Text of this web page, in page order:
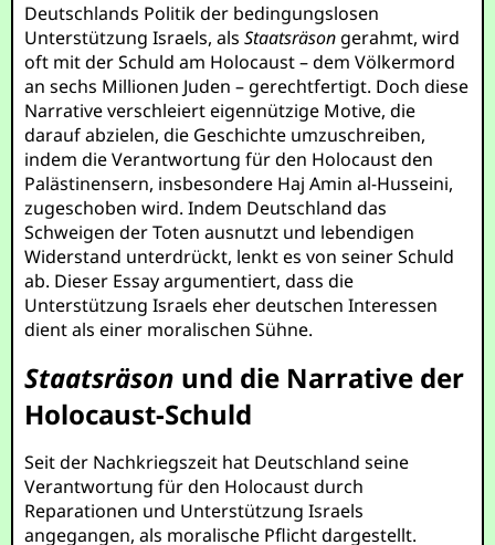
Deutschlands Politik der bedingungslosen
Unterstützung Israels, alsStaatsräson gerahmt, wird
oft mit der Schuld am Holocaust – dem Völkermord
an sechs Millionen Juden – gerechtfertigt. Doch diese
Narrative verschleiert eigennützige Motive, die
darauf abzielen, die Geschichte umzuschreiben,
indem die Verantwortung für den Holocaust den
Palästinensern, insbesondere Haj Amin al-Husseini,
zugeschoben wird. Indem Deutschland das
Schweigen der Toten ausnutzt und lebendigen
Widerstand unterdrückt, lenkt es von seiner Schuld
ab. Dieser Essay argumentiert, dass die
Unterstützung Israels eher deutschen Interessen
dient als einer moralischen Sühne.
Staatsräson und die Narrative der
Holocaust-Schuld
Seit der Nachkriegszeit hat Deutschland seine
Verantwortung für den Holocaust durch
Reparationen und Unterstützung Israels
angegangen, als moralische Pflicht dargestellt.